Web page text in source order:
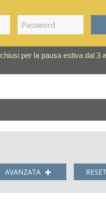
per la pausa estiva dal 3
AVANZATA RESET